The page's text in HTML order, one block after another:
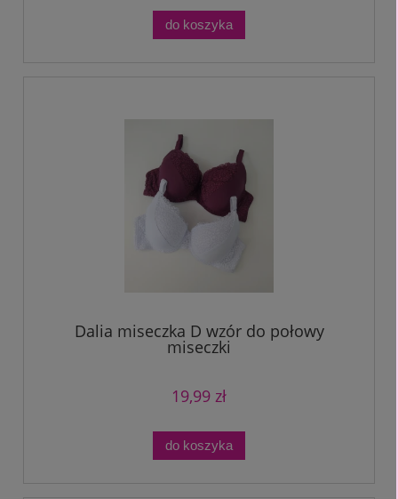
do koszyka
Dalia miseczka D wzór do połowy
miseczki
19,99 zł
do koszyka